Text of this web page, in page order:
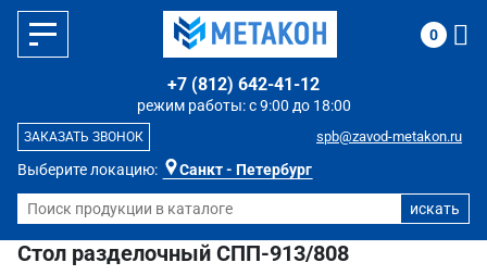
Выберите локацию: Санкт - Петербург
режим работы: с 9:00 до 18:00
+7 (812) 642-41-12
spb@zavod-metakon.ru
ЗАКАЗАТЬ ЗВОНОК
0
Стол разделочный СПП-913/808